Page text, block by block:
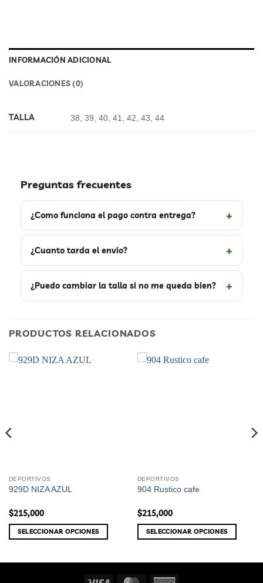
INFORMACIÓN ADICIONAL
VALORACIONES (0)
TALLA 38, 39, 40, 41, 42, 43, 44
Preguntas frecuentes
¿Como funciona el pago contra entrega?
¿Cuanto tarda el envio?
¿Puedo cambiar la talla si no me queda bien?
PRODUCTOS RELACIONADOS
DEPORTIVOS
929D NIZA AZUL
$215,000
SELECCIONAR OPCIONES
Este
producto
múltiples
variantes.
Las
DEPORTIVOS
904 Rustico cafe
$215,000
SELECCIONAR OPCIONES
Este
producto
múltiples
variantes.
Las
pueden